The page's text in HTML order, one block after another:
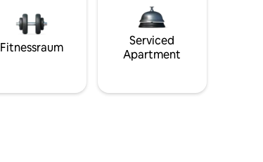
Fitnessraum
Serviced
Apartment